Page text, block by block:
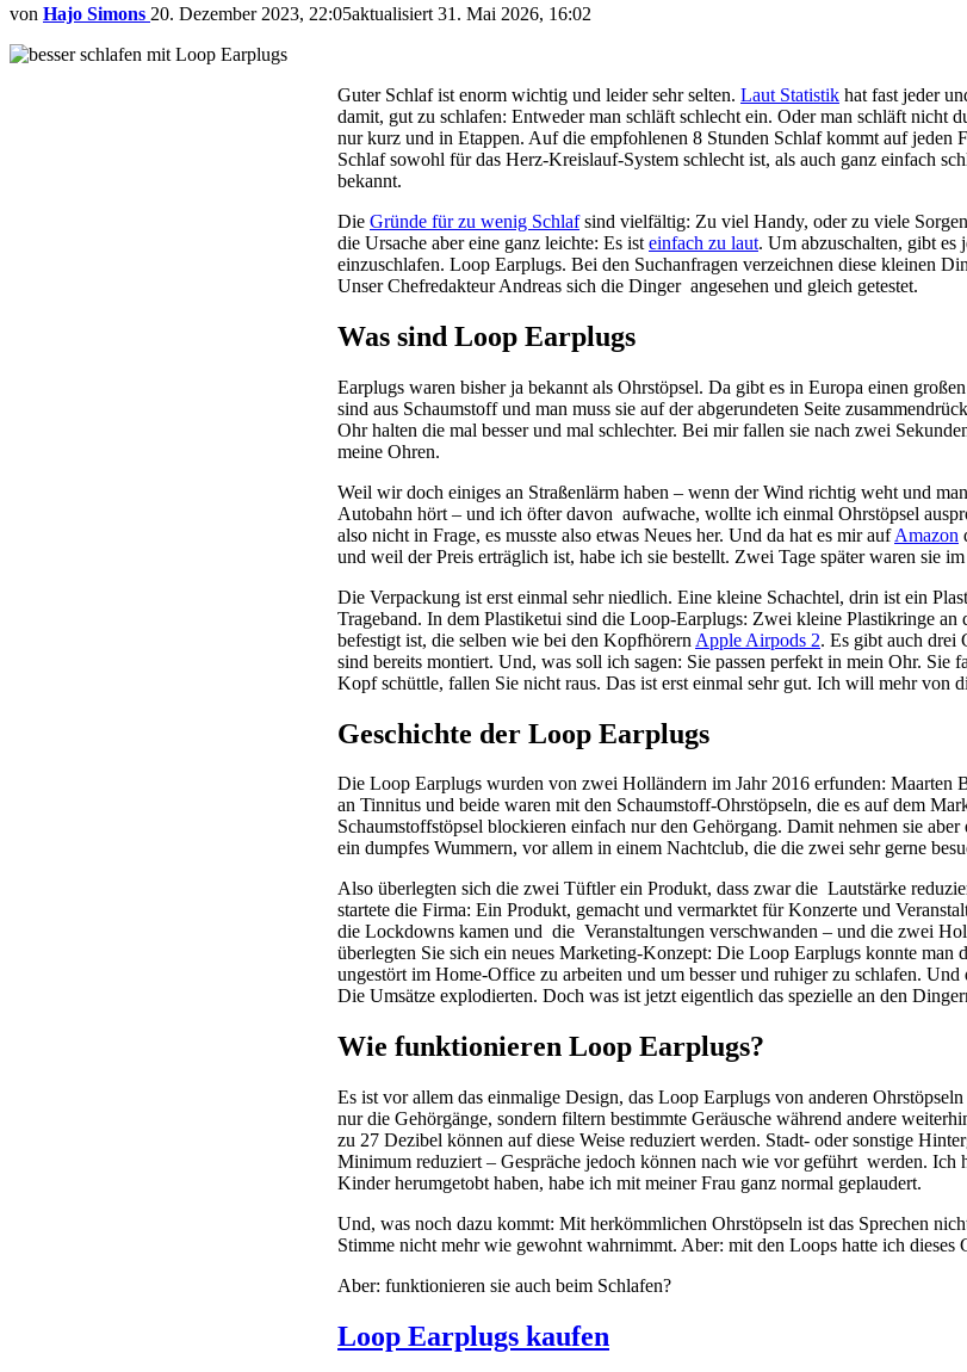
von Hajo Simons 20. Dezember 2023, 22:05aktualisiert 31. Mai 2026, 16:02
Guter Schlaf ist enorm wichtig und leider sehr selten. Laut Statistik hat fast jeder
damit, gut zu schlafen: Entweder man schläft schlecht ein. Oder man schläft nicht
nur kurz und in Etappen. Auf die empfohlenen 8 Stunden Schlaf kommt auf jeden
Schlaf sowohl für das Herz-Kreislauf-System schlecht ist, als auch ganz einfach
bekannt.
Die Gründe für zu wenig Schlafsind vielfältig: Zu viel Handy, oder zu viele
die Ursache aber eine ganz leichte: Es ist einfach zu laut. Um abzuschalten, gibt es
einzuschlafen. Loop Earplugs. Bei den Suchanfragen verzeichnen diese kleinen
Unser Chefredakteur Andreas sich die Dinger angesehen und gleich getestet.
Was sind Loop Earplugs
Earplugs waren bisher ja bekannt als Ohrstöpsel. Da gibt es in Europa einen
sind aus Schaumstoff und man muss sie auf der abgerundeten Seite
Ohr halten die mal besser und mal schlechter. Bei mir fallen sie nach zwei
meine Ohren.
Weil wir doch einiges an Straßenlärm haben – wenn der Wind richtig weht und
Autobahn hört – und ich öfter davon aufwache, wollte ich einmal Ohrstöpsel
also nicht in Frage, es musste also etwas Neues her. Und da hat es mir aufAmazon
und weil der Preis erträglich ist, habe ich sie bestellt. Zwei Tage später waren sie im
Die Verpackung ist erst einmal sehr niedlich. Eine kleine Schachtel, drin ist ein
Trageband. In dem Plastiketui sind die Loop-Earplugs: Zwei kleine Plastikringe an
befestigt ist, die selben wie bei den Kopfhörern Apple Airpods 2. Es gibt auch drei
sind bereits montiert. Und, was soll ich sagen: Sie passen perfekt in mein Ohr. Sie
Kopf schüttle, fallen Sie nicht raus. Das ist erst einmal sehr gut. Ich will mehr von
Geschichte der Loop Earplugs
Die Loop Earplugs wurden von zwei Holländern im Jahr 2016 erfunden: Maarten
an Tinnitus und beide waren mit den Schaumstoff-Ohrstöpseln, die es auf dem
Schaumstoffstöpsel blockieren einfach nur den Gehörgang. Damit nehmen sie
ein dumpfes Wummern, vor allem in einem Nachtclub, die die zwei sehr gerne
Also überlegten sich die zwei Tüftler ein Produkt, dass zwar die Lautstärke
startete die Firma: Ein Produkt, gemacht und vermarktet für Konzerte und
die Lockdowns kamen und die Veranstaltungen verschwanden – und die zwei
überlegten Sie sich ein neues Marketing-Konzept: Die Loop Earplugs konnte man
ungestört im Home-Office zu arbeiten und um besser und ruhiger zu schlafen.
Die Umsätze explodierten. Doch was ist jetzt eigentlich das spezielle an den
Wie funktionieren Loop Earplugs?
Es ist vor allem das einmalige Design, das Loop Earplugs von anderen
nur die Gehörgänge, sondern filtern bestimmte Geräusche während andere
zu 27 Dezibel können auf diese Weise reduziert werden. Stadt- oder sonstige
Minimum reduziert – Gespräche jedoch können nach wie vor geführt werden. Ich
Kinder herumgetobt haben, habe ich mit meiner Frau ganz normal geplaudert.
Und, was noch dazu kommt: Mit herkömmlichen Ohrstöpseln ist das Sprechen
Stimme nicht mehr wie gewohnt wahrnimmt. Aber: mit den Loops hatte ich dieses
Aber: funktionieren sie auch beim Schlafen?
Loop Earplugs kaufen